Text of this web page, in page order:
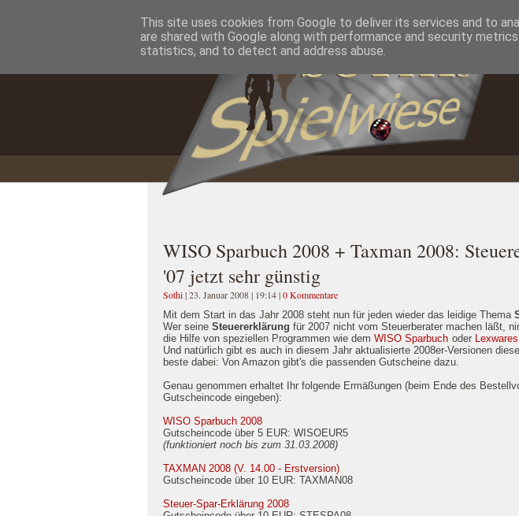
Home Impressum Datenschutzererklärung
WISO Sparbuch 2008 + Taxman 2008:
'07 jetzt sehr günstig
Sothi| 23. Januar 2008 | 19:14|0 Kommentare
Mit dem Start in das Jahr 2008 steht nun für jeden wieder das leidige Thema
Wer seine Steuererklärung für 2007 nicht vom Steuerberater machen läßt,
die Hilfe von speziellen Programmen wie dem WISO Sparbuch oder
Und natürlich gibt es auch in diesem Jahr aktualisierte 2008er-Versionen
beste dabei: Von Amazon gibt's die passenden Gutscheine dazu.
Genau genommen erhaltet Ihr folgende Ermäßungen (beim Ende des
Gutscheincode eingeben):
WISO Sparbuch 2008
Gutscheincode über 5 EUR: WISOEUR5
(funktioniert noch bis zum 31.03.2008)
TAXMAN 2008 (V. 14.00 - Erstversion)
Gutscheincode über 10 EUR: TAXMAN08
Steuer-Spar-Erklärung 2008
This site uses cookies from Google to deliver its services and to
are shared with Google along with performance and security
statistics, and to detect and address abuse.